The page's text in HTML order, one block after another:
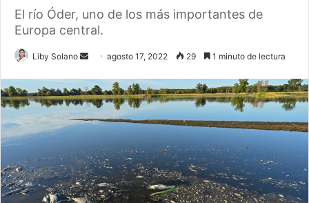
El río Óder, uno de los más importantes de
Europa central.
Liby Solano
Send
email
agosto 17, 2022 29 1 minuto de lectura